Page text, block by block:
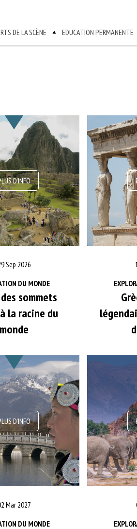
DE LA SCÈNE
EDUCATION PERMANENTE
Sep 2026
DU MONDE
sommets
la racine du
monde
Mar 2027
DU MONDE